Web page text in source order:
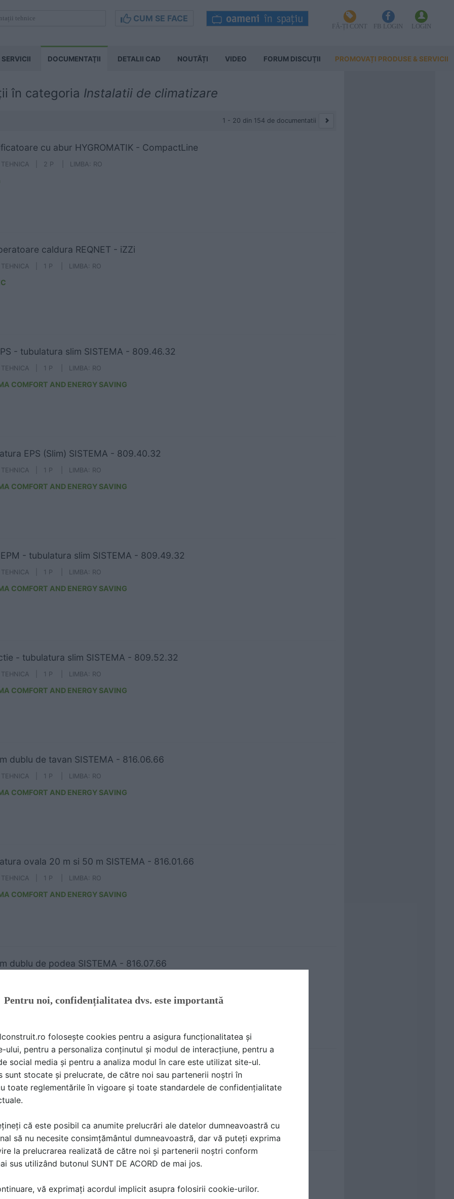
CUM SE FACE
FĂ-ȚI CONT FB LOGIN LOGIN
SERVICII DOCUMENTAŢII DETALII CAD NOUTĂȚI VIDEO FORUM DISCUŢII PROMOVAȚI PRODUSE & SERVICII
în categoria Instalatii de climatizare
1 - 20 din 154 de documentatii
cu abur HYGROMATIK - CompactLine
TEHNICA | 2 P | LIMBA: RO
caldura REQNET - iZZi
TEHNICA | 1 P | LIMBA: RO
- tubulatura slim SISTEMA - 809.46.32
TEHNICA | 1 P | LIMBA: RO
COMFORT AND ENERGY SAVING
EPS (Slim) SISTEMA - 809.40.32
TEHNICA | 1 P | LIMBA: RO
COMFORT AND ENERGY SAVING
- tubulatura slim SISTEMA - 809.49.32
TEHNICA | 1 P | LIMBA: RO
COMFORT AND ENERGY SAVING
- tubulatura slim SISTEMA - 809.52.32
TEHNICA | 1 P | LIMBA: RO
COMFORT AND ENERGY SAVING
dublu de tavan SISTEMA - 816.06.66
TEHNICA | 1 P | LIMBA: RO
COMFORT AND ENERGY SAVING
ovala 20 m si 50 m SISTEMA - 816.01.66
TEHNICA | 1 P | LIMBA: RO
COMFORT AND ENERGY SAVING
dublu de podea SISTEMA - 816.07.66
COMFORT AND ENERGY SAVING
tubulatura ovala SISTEMA - 816.10.66
TEHNICA | 1 P | LIMBA: RO
COMFORT AND ENERGY SAVING
ovala 117x52 SISTEMA - 816.11.66
TEHNICA | 1 P | LIMBA: RO
Pentru noi, confidențialitatea dvs. este importantă
folosește cookies pentru a asigura funcționalitatea și
ului, pentru a personaliza conținutul și modul de interacțiune, pentru a
social media și pentru a analiza modul în care este utilizat site-ul.
sunt stocate și prelucrate, de către noi sau partenerii noștri în
toate reglementările în vigoare și toate standardele de confidențialitate
că este posibil ca anumite prelucrări ale datelor dumneavoastră cu
să nu necesite consimțământul dumneavoastră, dar vă puteți exprima
la prelucrarea realizată de către noi și partenerii noștri conform
sus utilizând butonul SUNT DE ACORD de mai jos.
vă exprimați acordul implicit asupra folosirii cookie-urilor.